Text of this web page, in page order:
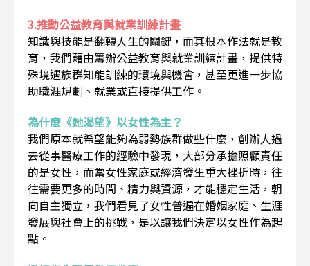
3.推動公益教育與就業訓練計畫
知識與技能是翻轉人生的關鍵，而其根本作法就是教
育，我們藉由籌辦公益教育與就業訓練計畫，提供特
殊境遇族群知能訓練的環境與機會，甚至更進一步協
助職涯規劃、就業或直接提供工作。
為什麼《她渴望》以女性為主？
我們原本就希望能夠為弱勢族群做些什麼，創辦人過
去從事醫療工作的經驗中發現，大部分承擔照顧責任
的是女性，而當女性家庭或經濟發生重大挫折時，往
往需要更多的時間、精力與資源，才能穩定生活，朝
向自主獨立，我們看見了女性普遍在婚姻家庭、生涯
發展與社會上的挑戰，是以讓我們決定以女性作為起
點。